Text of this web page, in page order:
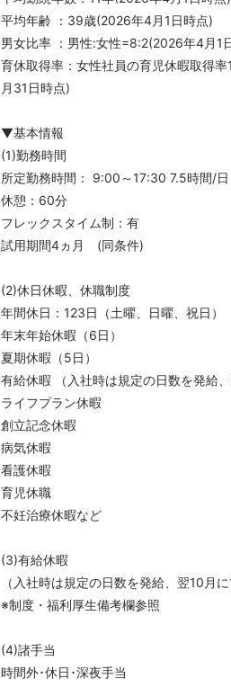
平均年齢 ：39歳(2026年4月1日時点)
男女比率 ：男性:女性=8:2(2026年4月1
育休取得率：女性社員の育児休暇取得
月31日時点)
▼基本情報
(1)勤務時間
所定勤務時間： 9:00～17:30 7.5時間/日
休憩：60分
フレックスタイム制：有
試用期間4ヵ月 (同条件)
(2)休日休暇、休職制度
年間休日：123日（土曜、日曜、祝日）
年末年始休暇（6日）
夏期休暇（5⽇）
有給休暇 （入社時は規定の日数を発給
ライフプラン休暇
創立記念休暇
病気休暇
看護休暇
育児休職
不妊治療休暇など
(3)有給休暇
（入社時は規定の日数を発給、翌10月
※制度・福利厚生備考欄参照
(4)諸手当
時間外･休日･深夜手当